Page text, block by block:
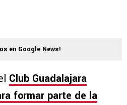
en Google News!
Club Guadalajara
formar parte de la